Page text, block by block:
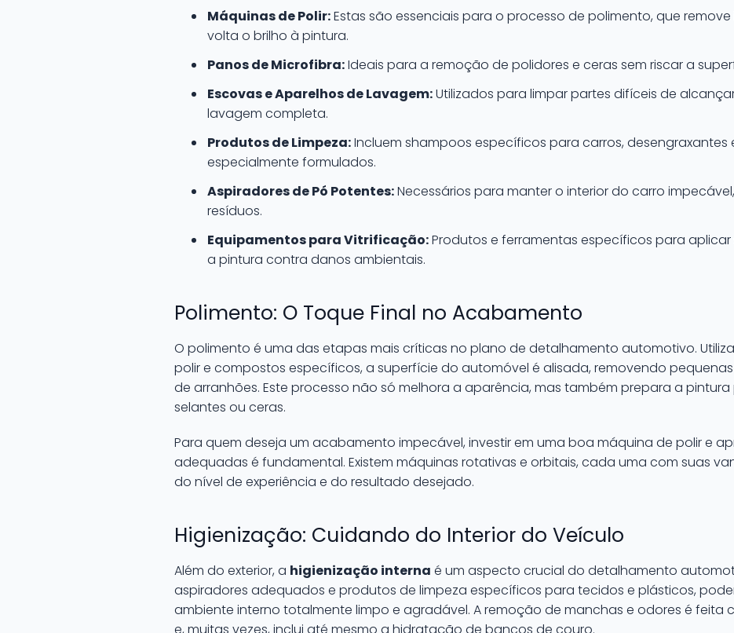
Máquinas de Polir:Estas são essenciais para o processo de polimento, que
volta o brilho à pintura.
Panos de Microfibra:Ideais para a remoção de polidores e ceras sem riscar a
Escovas e Aparelhos de Lavagem:Utilizados para limpar partes difíceis de
lavagem completa.
Produtos de Limpeza:Incluem shampoos específicos para carros, desengraxantes
especialmente formulados.
Aspiradores de Pó Potentes:Necessários para manter o interior do carro
resíduos.
Equipamentos para Vitrificação:Produtos e ferramentas específicos para
a pintura contra danos ambientais.
Polimento: O Toque Final no Acabamento
O polimento é uma das etapas mais críticas no plano de detalhamento automotivo.
polir e compostos específicos, a superfície do automóvel é alisada, removendo
de arranhões. Este processo não só melhora a aparência, mas também prepara a
selantes ou ceras.
Para quem deseja um acabamento impecável, investir em uma boa máquina de polir e
adequadas é fundamental. Existem máquinas rotativas e orbitais, cada uma com suas
do nível de experiência e do resultado desejado.
Higienização: Cuidando do Interior do Veículo
Além do exterior, a higienização interna é um aspecto crucial do detalhamento
aspiradores adequados e produtos de limpeza específicos para tecidos e plásticos,
ambiente interno totalmente limpo e agradável. A remoção de manchas e odores é feita